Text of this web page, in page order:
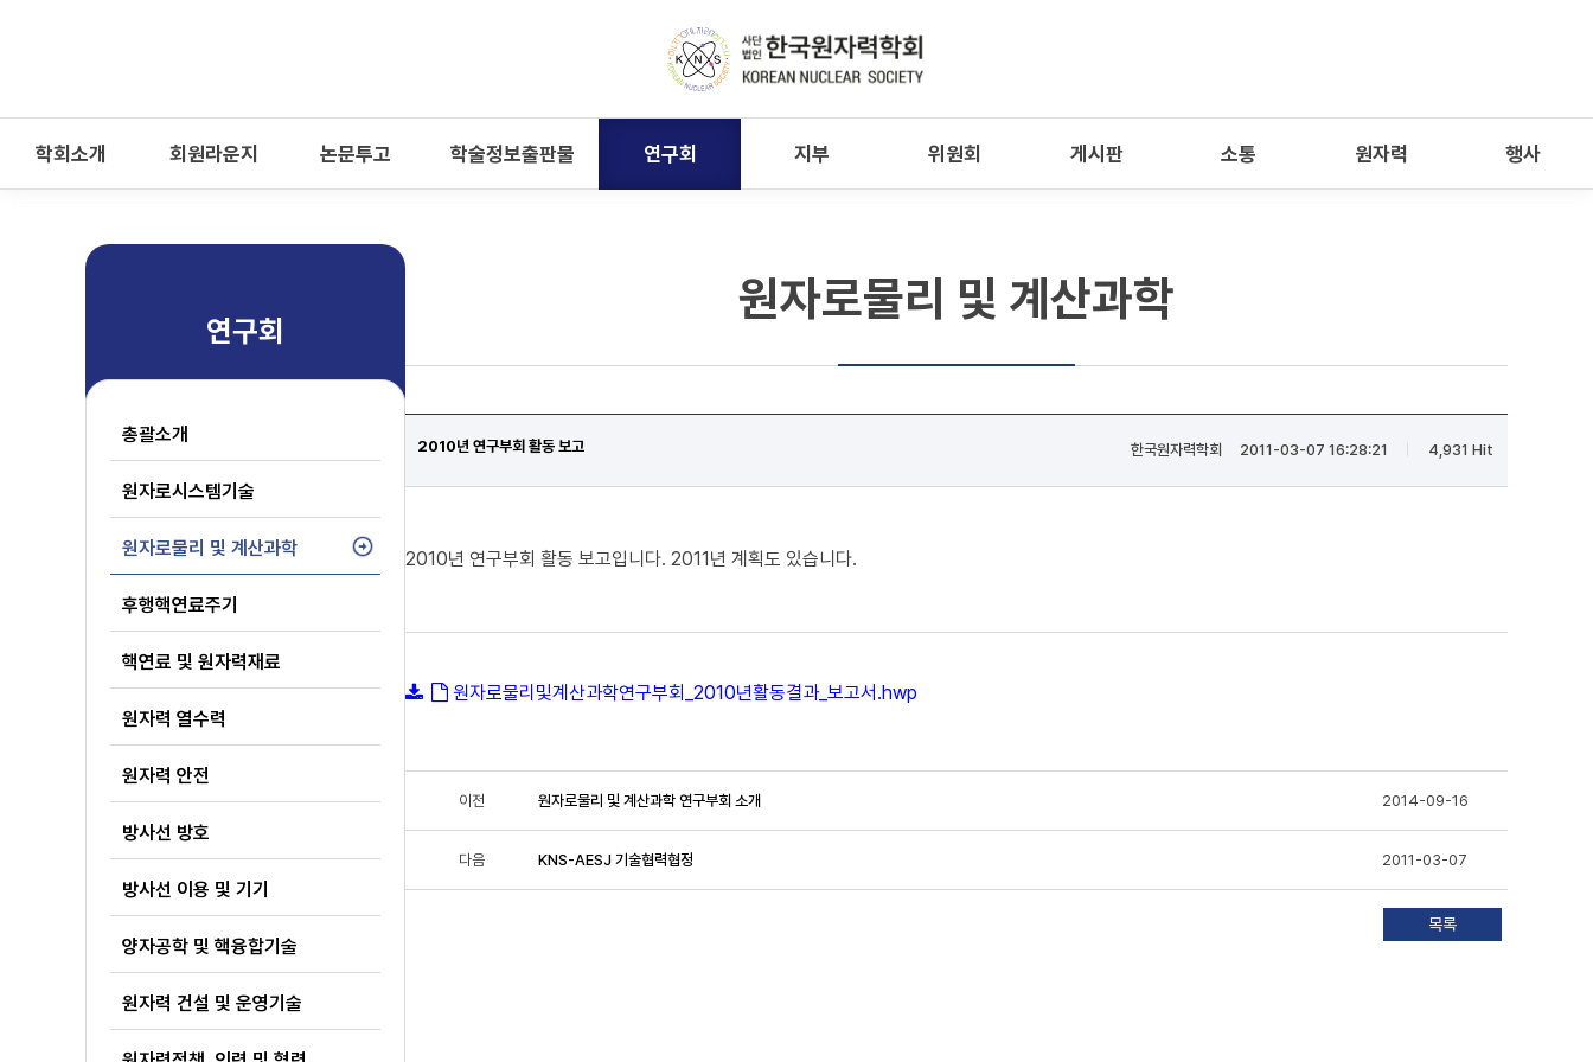
학회소개 회원라운지 논문투고 학술정보출판물 연구회 지부 위원회 게시판 소통 원자력 행사
연구회
총괄소개
원자로시스템기술
원자로물리 및 계산과학
후행핵연료주기
핵연료 및 원자력재료
원자력 열수력
원자력 안전
방사선 방호
방사선 이용 및 기기
양자공학 및 핵융합기술
원자력 건설 및 운영기술
원자로물리 및 계산과학
2010년 연구부회 활동 보고 한국원자력학회| 2011-03-07 16:28:21 4,931 Hit
2010년 연구부회 활동 보고입니다. 2011년 계획도 있습니다.
원자로물리및계산과학연구부회_2010년활동결과_보고서.hwp
이전 원자로물리 및 계산과학 연구부회 소개 2014-09-16
다음 KNS-AESJ 기술협력협정 2011-03-07